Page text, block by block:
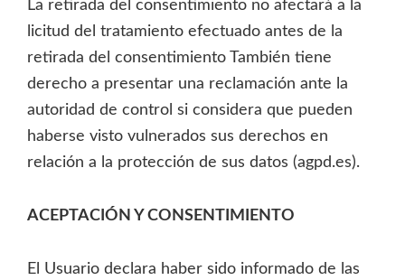
La retirada del consentimiento no afectará a la
licitud del tratamiento efectuado antes de la
retirada del consentimiento También tiene
derecho a presentar una reclamación ante la
autoridad de control si considera que pueden
haberse visto vulnerados sus derechos en
relación a la protección de sus datos (agpd.es).
ACEPTACIÓN Y CONSENTIMIENTO
El Usuario declara haber sido informado de las